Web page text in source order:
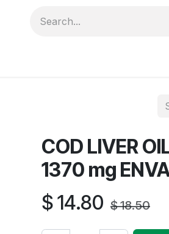
COD LIVER
1370 mg
$14.80 $18.50